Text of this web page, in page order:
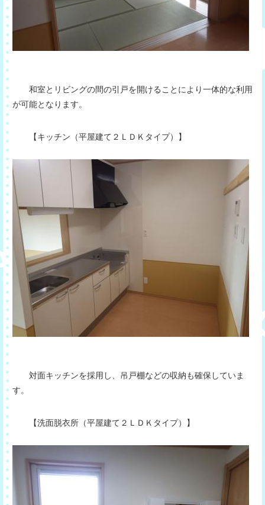
和室とリビングの間の引戸を開けることにより一体的な利用
が可能となります。
【キッチン（平屋建て２ＬＤＫタイプ）】
対面キッチンを採用し、吊戸棚などの収納も確保していま
す。
【洗面脱衣所（平屋建て２ＬＤＫタイプ）】